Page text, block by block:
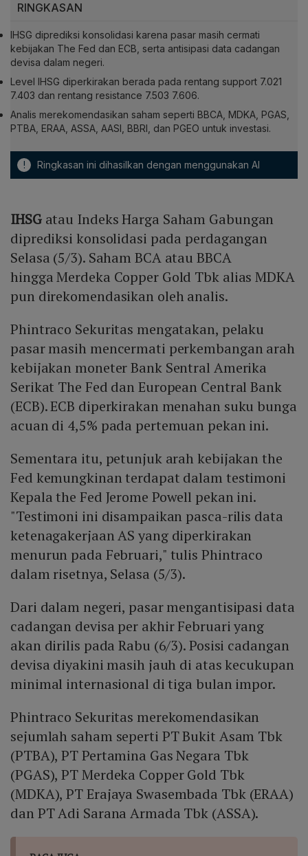
RINGKASAN
IHSG diprediksi konsolidasi karena pasar masih cermati
kebijakan The Fed dan ECB, serta antisipasi data cadangan
devisa dalam negeri.
Level IHSG diperkirakan berada pada rentang support 7.021
7.403 dan rentang resistance 7.503 7.606.
Analis merekomendasikan saham seperti BBCA, MDKA, PGAS,
PTBA, ERAA, ASSA, AASI, BBRI, dan PGEO untuk investasi.
! Ringkasan ini dihasilkan dengan menggunakan AI
IHSGatau Indeks Harga Saham Gabungan
diprediksi konsolidasi pada perdagangan
Selasa (5/3). Saham BCA atau BBCA
hingga Merdeka Copper Gold Tbk alias MDKA
pun direkomendasikan oleh analis.
Phintraco Sekuritas mengatakan, pelaku
pasar masih mencermati perkembangan arah
kebijakan moneter Bank Sentral Amerika
Serikat The Fed dan European Central Bank
(ECB). ECB diperkirakan menahan suku bunga
acuan di 4,5% pada pertemuan pekan ini.
Sementara itu, petunjuk arah kebijakan the
Fed kemungkinan terdapat dalam testimoni
Kepala the Fed Jerome Powell pekan ini.
"Testimoni ini disampaikan pasca-rilis data
ketenagakerjaan AS yang diperkirakan
menurun pada Februari," tulis Phintraco
dalam risetnya, Selasa (5/3).
Dari dalam negeri, pasar mengantisipasi data
cadangan devisa per akhir Februari yang
akan dirilis pada Rabu (6/3). Posisi cadangan
devisa diyakini masih jauh di atas kecukupan
minimal internasional di tiga bulan impor.
Phintraco Sekuritas merekomendasikan
sejumlah saham seperti PT Bukit Asam Tbk
(PTBA), PT Pertamina Gas Negara Tbk
(PGAS), PT Merdeka Copper Gold Tbk
(MDKA), PT Erajaya Swasembada Tbk (ERAA)
dan PT Adi Sarana Armada Tbk (ASSA).